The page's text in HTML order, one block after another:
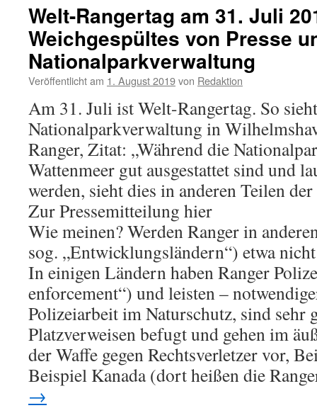
Nationalpark
in
Bensersiel:
NABU
schweigt
Welt-Rangertag am 31. Juli
Weichgespültes von Presse
Nationalparkverwaltung
Veröffentlicht am 1. August 2019von Redaktion
Am 31. Juli ist Welt-Rangertag. So
Nationalparkverwaltung in
Ranger, Zitat: „Während die
Wattenmeer gut ausgestattet sind und
werden, sieht dies in anderen Teilen
Zur Pressemitteilung hier
Wie meinen? Werden Ranger in
sog. „Entwicklungsländern“) etwa
In einigen Ländern haben Ranger
enforcement“) und leisten –
Polizeiarbeit im Naturschutz, sind sehr
Platzverweisen befugt und gehen im
der Waffe gegen Rechtsverletzer vor,
Beispiel Kanada (dort heißen die
→